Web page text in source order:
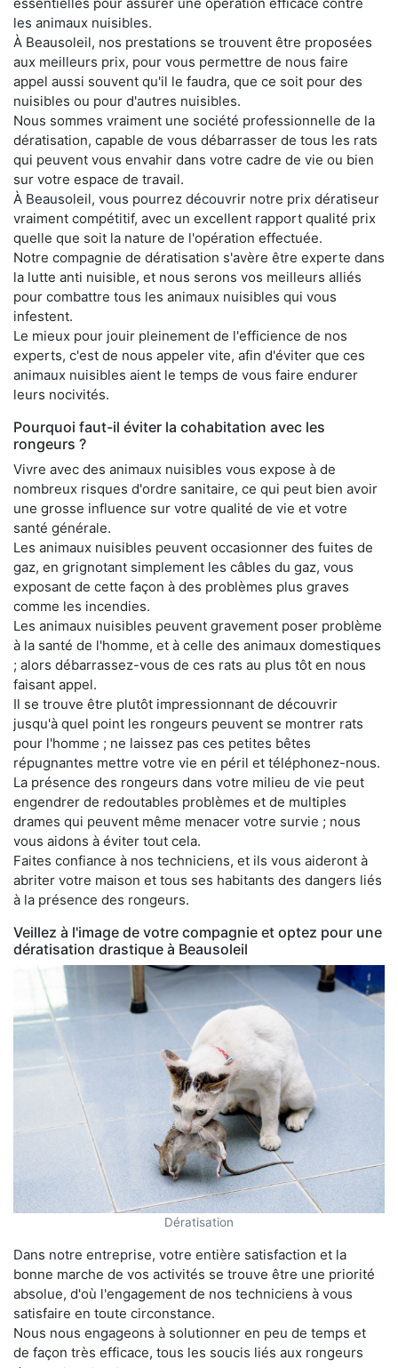
les animaux nuisibles.
À Beausoleil, nos prestations se trouvent être proposées
aux meilleurs prix, pour vous permettre de nous faire
appel aussi souvent qu'il le faudra, que ce soit pour des
nuisibles ou pour d'autres nuisibles.
Nous sommes vraiment une société professionnelle de la
dératisation, capable de vous débarrasser de tous les rats
qui peuvent vous envahir dans votre cadre de vie ou bien
sur votre espace de travail.
À Beausoleil, vous pourrez découvrir notre prix dératiseur
vraiment compétitif, avec un excellent rapport qualité prix
quelle que soit la nature de l'opération effectuée.
Notre compagnie de dératisation s'avère être experte dans
la lutte anti nuisible, et nous serons vos meilleurs alliés
pour combattre tous les animaux nuisibles qui vous
infestent.
Le mieux pour jouir pleinement de l'efficience de nos
experts, c'est de nous appeler vite, afin d'éviter que ces
animaux nuisibles aient le temps de vous faire endurer
leurs nocivités.
Pourquoi faut-il éviter la cohabitation avec les
rongeurs ?
Vivre avec des animaux nuisibles vous expose à de
nombreux risques d'ordre sanitaire, ce qui peut bien avoir
une grosse influence sur votre qualité de vie et votre
santé générale.
Les animaux nuisibles peuvent occasionner des fuites de
gaz, en grignotant simplement les câbles du gaz, vous
exposant de cette façon à des problèmes plus graves
comme les incendies.
Les animaux nuisibles peuvent gravement poser problème
à la santé de l'homme, et à celle des animaux domestiques
; alors débarrassez-vous de ces rats au plus tôt en nous
faisant appel.
Il se trouve être plutôt impressionnant de découvrir
jusqu'à quel point les rongeurs peuvent se montrer rats
pour l'homme ; ne laissez pas ces petites bêtes
répugnantes mettre votre vie en péril et téléphonez-nous.
La présence des rongeurs dans votre milieu de vie peut
engendrer de redoutables problèmes et de multiples
drames qui peuvent même menacer votre survie ; nous
vous aidons à éviter tout cela.
Faites confiance à nos techniciens, et ils vous aideront à
abriter votre maison et tous ses habitants des dangers liés
à la présence des rongeurs.
Veillez à l'image de votre compagnie et optez pour une
dératisation drastique à Beausoleil
Dératisation
Dans notre entreprise, votre entière satisfaction et la
bonne marche de vos activités se trouve être une priorité
absolue, d'où l'engagement de nos techniciens à vous
satisfaire en toute circonstance.
Nous nous engageons à solutionner en peu de temps et
de façon très efficace, tous les soucis liés aux rongeurs